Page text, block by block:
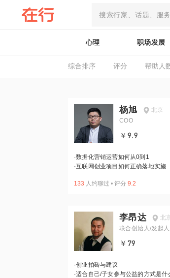
心理 职场发展
综合排序 评分 帮助人
杨旭
北京
COO
￥9.9
·数据化营销运营如何从0到1
·互联网创业项目如何正确落地实施
133 人约聊过 • 评分 9.2
李昂达
北
联合创始人/发起人
￥79
·创业拍砖与建议
·适合自己/子女参与公益的方式是什